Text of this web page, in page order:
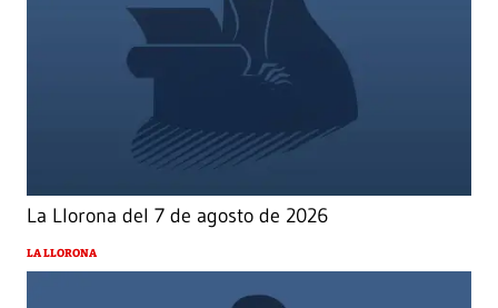
La Llorona del 7 de agosto de 2026
LA LLORONA